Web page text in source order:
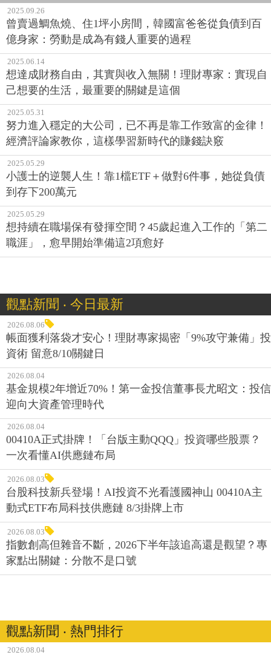
2025.09.26
曾賣過鯛魚燒、住1坪小房間，韓國富爸爸從負債到百
億身家：勞動是成為有錢人重要的過程
2025.06.14
想達成財務自由，其實與收入無關！理財專家：實現自
己想要的生活，最重要的關鍵是這個
2025.05.31
努力進入穩定的大公司，已不再是靠工作致富的金律！
經濟評論家教你，這樣學習新時代的賺錢訣竅
2025.05.29
小護士的逆襲人生！靠1檔ETF＋做對6件事，她從負債
到存下200萬元
2025.05.29
想持續在職場保有發揮空間？45歲起進入工作的「第二
職涯」，愈早開始準備這2項愈好
觀點新聞 ‧ 今日最新
2026.08.06
帳面獲利落袋才安心！理財專家揭密「9%攻守兼備」投
資術 留意8/10關鍵日
2026.08.04
基金規模2年增近70%！第一金投信董事長尤昭文：投信
迎向大資產管理時代
2026.08.04
00410A正式掛牌！「台版主動QQQ」投資哪些股票？
一次看懂AI供應鏈布局
2026.08.03
台股科技新兵登場！AI投資不光看護國神山 00410A主
動式ETF布局科技供應鏈 8/3掛牌上市
2026.08.03
指數創高但雜音不斷，2026下半年該追高還是觀望？專
家點出關鍵：分散不是口號
觀點新聞 ‧ 熱門排行
2026.08.04